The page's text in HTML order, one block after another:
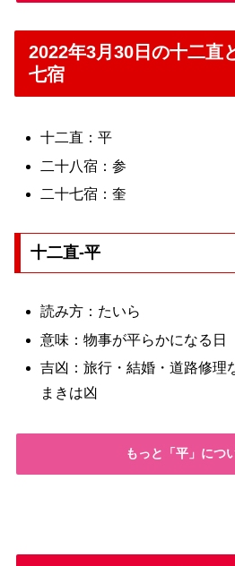
2022年3月30日の十二直
七宿
十二直：平
二十八宿：参
二十七宿：奎
十二直-平
読み方：たいら
意味：物事が平らかになる日
吉凶：旅行・結婚・道路修理
まきは凶
もっと「平」につ